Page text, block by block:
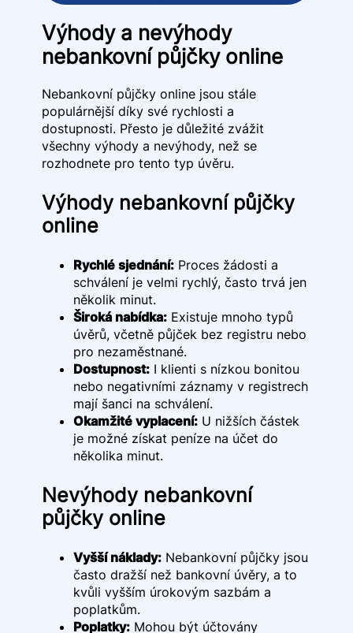
Výhody a nevýhody
nebankovní půjčky online
Nebankovní půjčky online jsou stále
populárnější díky své rychlosti a
dostupnosti. Přesto je důležité zvážit
všechny výhody a nevýhody, než se
rozhodnete pro tento typ úvěru.
Výhody nebankovní půjčky
online
Rychlé sjednání:Proces žádosti a
schválení je velmi rychlý, často trvá jen
několik minut.
Široká nabídka:Existuje mnoho typů
úvěrů, včetně půjček bez registru nebo
pro nezaměstnané.
Dostupnost:I klienti s nízkou bonitou
nebo negativními záznamy v registrech
mají šanci na schválení.
Okamžité vyplacení:U nižších částek
je možné získat peníze na účet do
několika minut.
Nevýhody nebankovní
půjčky online
Vyšší náklady:Nebankovní půjčky jsou
často dražší než bankovní úvěry, a to
kvůli vyšším úrokovým sazbám a
poplatkům.
Poplatky:Mohou být účtovány